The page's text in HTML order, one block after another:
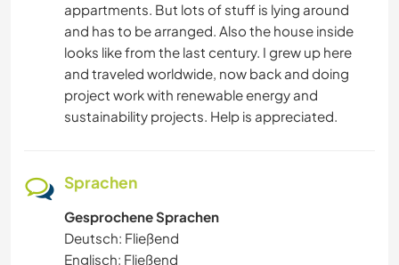
appartments. But lots of stuff is lying around
and has to be arranged. Also the house inside
looks like from the last century. I grew up here
and traveled worldwide, now back and doing
project work with renewable energy and
sustainability projects. Help is appreciated.
Sprachen
Gesprochene Sprachen
Deutsch: Fließend
Englisch: Fließend